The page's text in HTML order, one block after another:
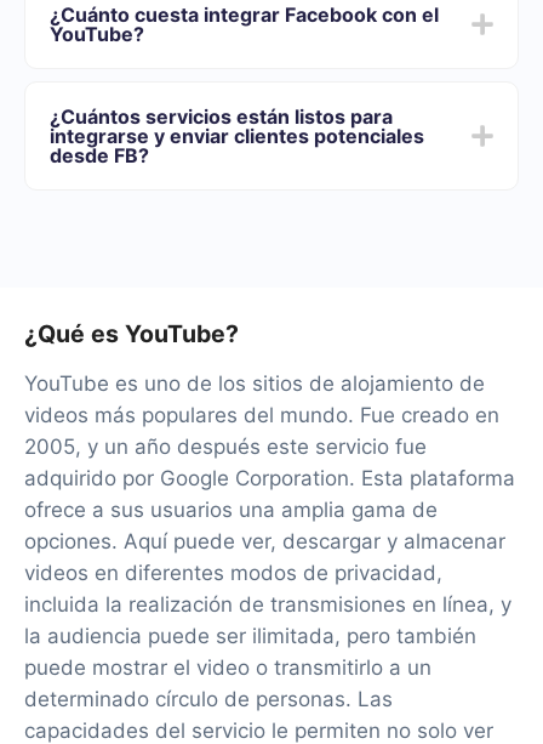
5 y 30 minutos. En promedio, la configuración demora
entre 10 y 15 minutos.
¿Cuánto cuesta integrar Facebook con el
YouTube?
de funcionalidades que mejor se adapte a sus
necesidades. Además, tienes la oportunidad de probar
el servicio de forma gratuita durante 14 días.
¿Cuántos servicios están listos para
integrarse y enviar clientes potenciales
desde FB?
¿Qué es YouTube?
YouTube es uno de los sitios de alojamiento de
videos más populares del mundo. Fue creado en
2005, y un año después este servicio fue
adquirido por Google Corporation. Esta plataforma
ofrece a sus usuarios una amplia gama de
opciones. Aquí puede ver, descargar y almacenar
videos en diferentes modos de privacidad,
incluida la realización de transmisiones en línea, y
la audiencia puede ser ilimitada, pero también
puede mostrar el video o transmitirlo a un
determinado círculo de personas. Las
capacidades del servicio le permiten no solo ver